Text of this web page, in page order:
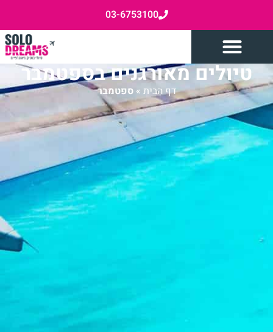
03-6753100
טיולים מאורגנים בספטמבר
דף הבית »ספטמבר